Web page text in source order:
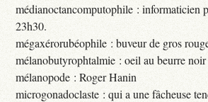
médianoctancomputophile : informaticien
23h30.
mégaxérorubéophile : buveur de gros
mélanobutyrophtalmie : oeil au beurre noir
mélanopode : Roger Hanin
microgonadoclaste : qui a une fâcheuse